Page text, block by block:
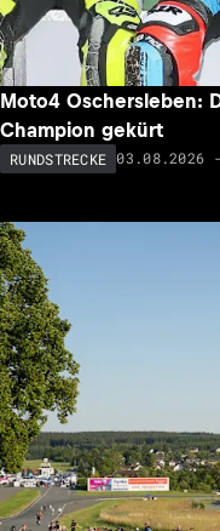
Moto4 Oschersleben:
Champion gekürt
RUNDSTRECKE 03.08.2026